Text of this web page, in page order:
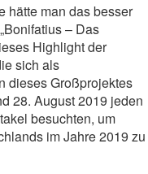
hätte man das besser
– Das
Highlight der
sich als
dieses Großprojektes
28. August 2019 jeden
besuchten, um
im Jahre 2019 zu